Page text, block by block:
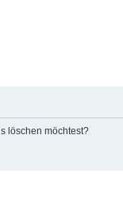
löschen möchtest?